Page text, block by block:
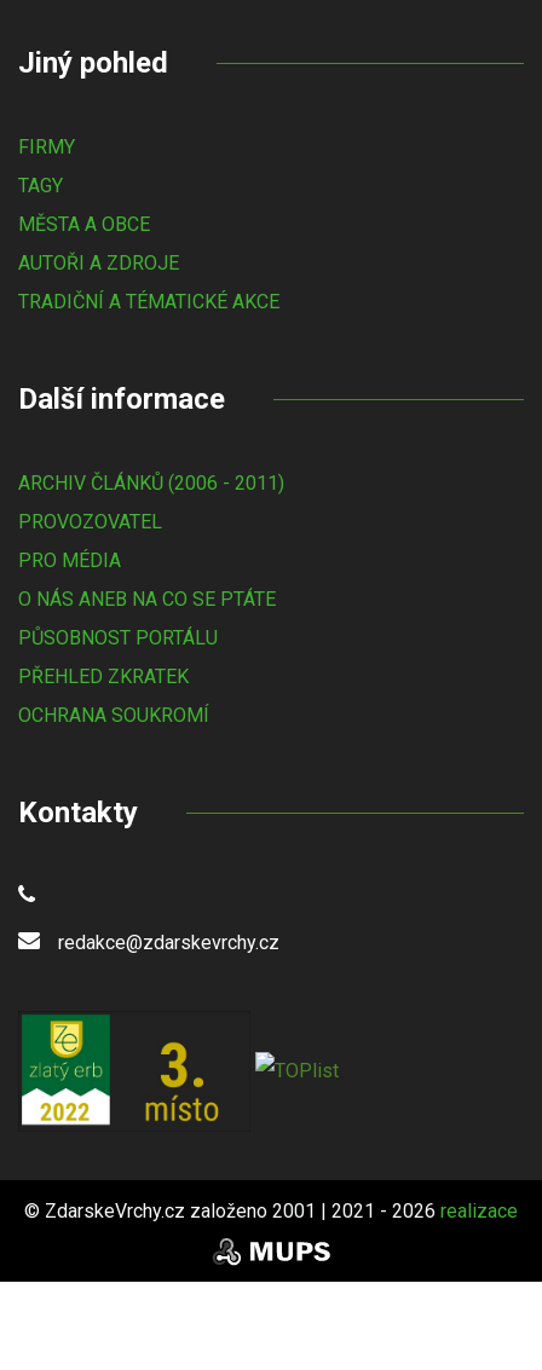
Jiný pohled
FIRMY
TAGY
MĚSTA A OBCE
AUTOŘI A ZDROJE
TRADIČNÍ A TÉMATICKÉ AKCE
Další informace
ARCHIV ČLÁNKŮ (2006 - 2011)
PROVOZOVATEL
PRO MÉDIA
O NÁS ANEB NA CO SE PTÁTE
PŮSOBNOST PORTÁLU
PŘEHLED ZKRATEK
OCHRANA SOUKROMÍ
Kontakty
redakce@zdarskevrchy.cz
© ZdarskeVrchy.cz založeno 2001 | 2021 - 2026 realizace